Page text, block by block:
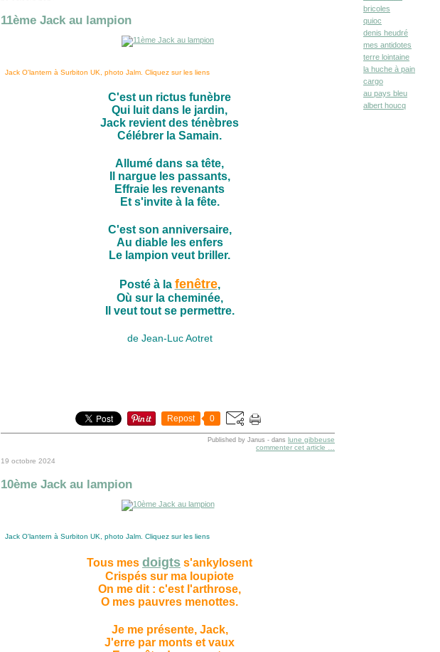
11ème Jack au lampion
Jack O'lantern à Surbiton UK, photo Jalm. Cliquez sur les liens
C'est un rictus funèbre
Qui luit dans le jardin,
Jack revient des ténèbres
Célébrer la Samain.
Allumé dans sa tête,
Il nargue les passants,
Effraie les revenants
Et s'invite à la fête.
C'est son anniversaire,
Au diable les enfers
Le lampion veut briller.
Posté à la fenêtre,
Où sur la cheminée,
Il veut tout se permettre.
de Jean-Luc Aotret
Repost 0
Published by Janus - dans lune gibbeuse
commenter cet article …
19 octobre 2024
10ème Jack au lampion
Jack O'lantern à Surbiton UK, photo Jalm. Cliquez sur les liens
Tous mes doigts s'ankylosent
Crispés sur ma loupiote
On me dit : c'est l'arthrose,
O mes pauvres menottes.
Je me présente, Jack,
J'erre par monts et vaux
bricoles
quioc
denis heudré
mes antidotes
terre lointaine
la huche à pain
cargo
au pays bleu
albert houcq